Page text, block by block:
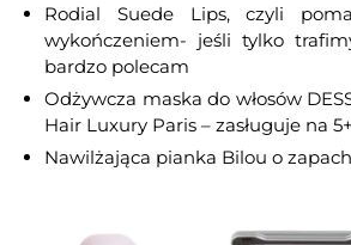
Rodial Suede Lips, czyli
wykończeniem- jeśli tylko
bardzo polecam
Odżywcza maska do włosów
Hair Luxury Paris – zasługuje na
Nawilżająca pianka Bilou o